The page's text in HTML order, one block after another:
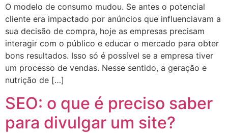
O modelo de consumo mudou. Se antes o potencial
cliente era impactado por anúncios que influenciavam a
sua decisão de compra, hoje as empresas precisam
interagir com o público e educar o mercado para obter
bons resultados. Isso só é possível se a empresa tiver
um processo de vendas. Nesse sentido, a geração e
nutrição de […]
SEO: o que é preciso saber
para divulgar um site?